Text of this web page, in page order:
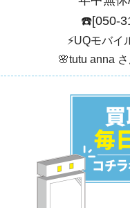
☎️[050-
⚡️UQモバイ
🌸tutu anna